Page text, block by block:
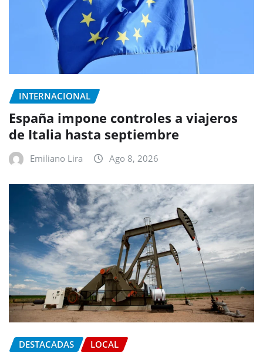
INTERNACIONAL
España impone controles a viajeros
de Italia hasta septiembre
Emiliano Lira Ago 8, 2026
DESTACADAS LOCAL